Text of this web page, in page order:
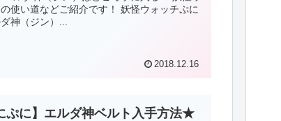
使い道などご紹介です！ 妖怪ウォッチぷに
神（ジン）...
2018.12.16
ぷに】エルダ神ベルト入手方法★